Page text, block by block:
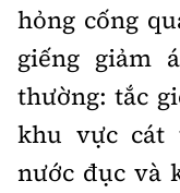
Phó Tổng biên tập:
Nguyễn Đức
Hotline:
0901 514 7990915
Email:
Cấm sao chép
hỏng cống
giếng giảm
thường: tắc
khu vực cát
nước đục và